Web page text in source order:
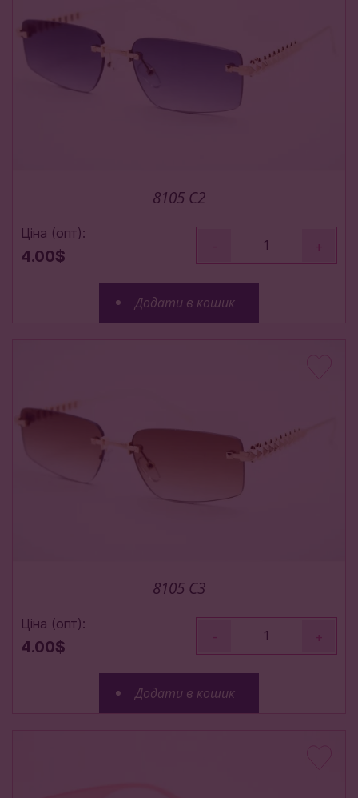
8105 C2
Ціна (опт):
4.00$
- +
Додати в кошик
8105 C3
Ціна (опт):
4.00$
- +
Додати в кошик